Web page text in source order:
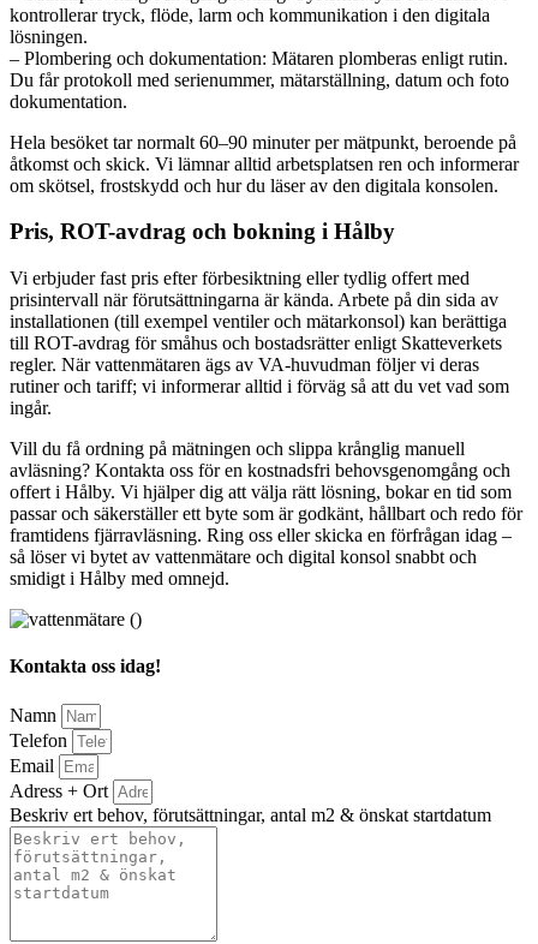
kontrollerar tryck, flöde, larm och kommunikation i den digitala
lösningen.
– Plombering och dokumentation: Mätaren plomberas enligt rutin.
Du får protokoll med serienummer, mätarställning, datum och foto
dokumentation.
Hela besöket tar normalt 60–90 minuter per mätpunkt, beroende på
åtkomst och skick. Vi lämnar alltid arbetsplatsen ren och informerar
om skötsel, frostskydd och hur du läser av den digitala konsolen.
Pris, ROT-avdrag och bokning i Hålby
Vi erbjuder fast pris efter förbesiktning eller tydlig offert med
prisintervall när förutsättningarna är kända. Arbete på din sida av
installationen (till exempel ventiler och mätarkonsol) kan berättiga
till ROT-avdrag för småhus och bostadsrätter enligt Skatteverkets
regler. När vattenmätaren ägs av VA-huvudman följer vi deras
rutiner och tariff; vi informerar alltid i förväg så att du vet vad som
ingår.
Vill du få ordning på mätningen och slippa krånglig manuell
avläsning? Kontakta oss för en kostnadsfri behovsgenomgång och
offert i Hålby. Vi hjälper dig att välja rätt lösning, bokar en tid som
passar och säkerställer ett byte som är godkänt, hållbart och redo för
framtidens fjärravläsning. Ring oss eller skicka en förfrågan idag –
så löser vi bytet av vattenmätare och digital konsol snabbt och
smidigt i Hålby med omnejd.
Kontakta oss idag!
Namn
Telefon
Email
Adress + Ort
Beskriv ert behov, förutsättningar, antal m2 & önskat startdatum